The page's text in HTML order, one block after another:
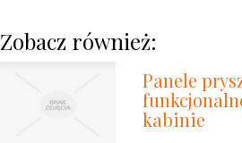
Zobacz również:
Panele
kabinie